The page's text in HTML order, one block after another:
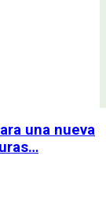
una nueva